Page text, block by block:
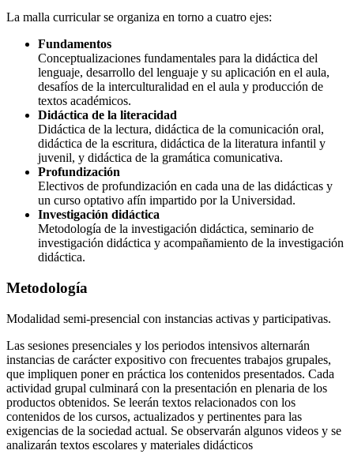
La malla curricular se organiza en torno a cuatro ejes:
Fundamentos
Conceptualizaciones fundamentales para la didáctica del
lenguaje, desarrollo del lenguaje y su aplicación en el aula,
desafíos de la interculturalidad en el aula y producción de
textos académicos.
Didáctica de la literacidad
Didáctica de la lectura, didáctica de la comunicación oral,
didáctica de la escritura, didáctica de la literatura infantil y
juvenil, y didáctica de la gramática comunicativa.
Profundización
Electivos de profundización en cada una de las didácticas y
un curso optativo afín impartido por la Universidad.
Investigación didáctica
Metodología de la investigación didáctica, seminario de
investigación didáctica y acompañamiento de la investigación
didáctica.
Metodología
Modalidad semi-presencial con instancias activas y participativas.
Las sesiones presenciales y los periodos intensivos alternarán
instancias de carácter expositivo con frecuentes trabajos grupales,
que impliquen poner en práctica los contenidos presentados. Cada
actividad grupal culminará con la presentación en plenaria de los
productos obtenidos. Se leerán textos relacionados con los
contenidos de los cursos, actualizados y pertinentes para las
exigencias de la sociedad actual. Se observarán algunos videos y se
analizarán textos escolares y materiales didácticos